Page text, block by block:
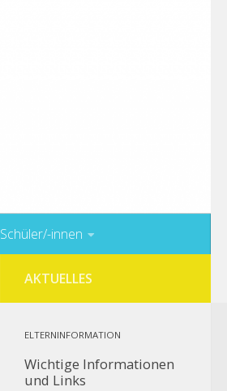
Schüler/-innen
AKTUELLES
ELTERNINFORMATION
Wichtige Informationen
und Links